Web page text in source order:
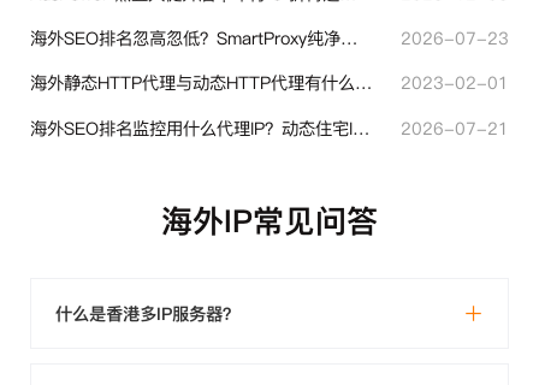
海外SEO排名忽高忽低？SmartProxy纯净住宅IP助力站点权重稳定
2026-07-23
海外静态HTTP代理与动态HTTP代理有什么不同？
2023-02-01
海外SEO排名监控用什么代理IP？动态住宅IP与静态住宅IP怎么选
2026-07-21
海外IP常见问答
什么是香港多IP服务器？